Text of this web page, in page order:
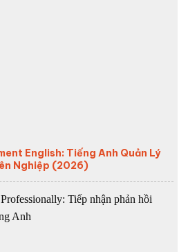
English: Tiếng Anh Quản Lý
Nghiệp (2026)